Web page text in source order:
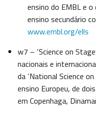
ensino do EMBL e
ensino secundário
www.embl.org/ells
w7 – ‘Science on
nacionais e
da ‘National Science
ensino Europeu, de
em Copenhaga,